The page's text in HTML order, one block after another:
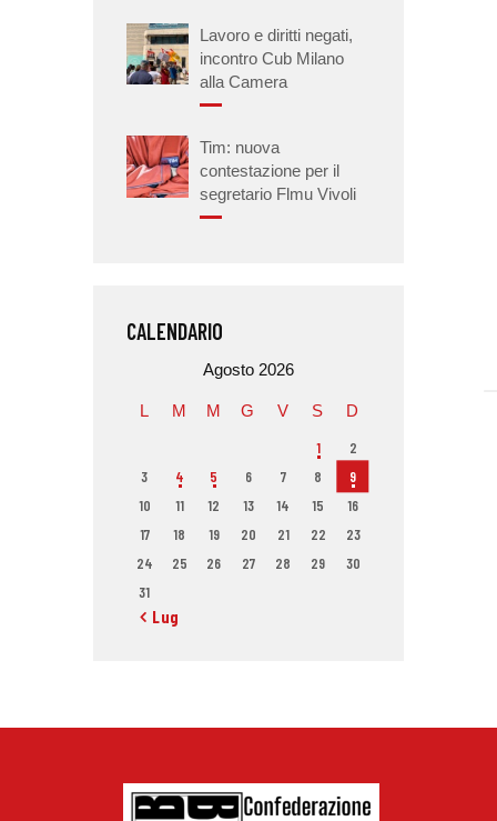
Lavoro e diritti negati,
incontro Cub Milano
alla Camera
Tim: nuova
contestazione per il
segretario Flmu Vivoli
CALENDARIO
Agosto 2026
L M M G V S D
1
2
3
4 5 6 7 8
9
10
11 12 13 14 15
16
17
18 19 20 21 22
23
24
25 26 27 28 29
30
31
« Lug